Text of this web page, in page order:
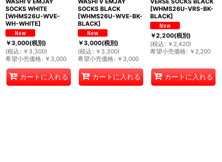
SOCKS WHITE
[WHMS26U-WVE-
WH-WHITE]
￥3,000(税別)
(税込 : ￥ 3,300)
希望小売価格: ￥ 3,000
カートに入れる
SOCKS BLACK
[WHMS26U-WVE-BK-
BLACK]
￥3,000(税別)
(税込 : ￥ 3,300)
希望小売価格: ￥ 3,000
カートに入れる
[WHMS26U-VRS-BK-
BLACK]
￥2,200(税別)
(税込 : ￥ 2,420)
希望小売価格: ￥ 2,200
カートに入れる